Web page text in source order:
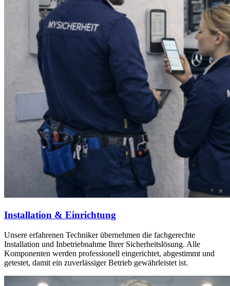
Installation & Einrichtung
Unsere erfahrenen Techniker übernehmen die fachgerechte
Installation und Inbetriebnahme Ihrer Sicherheitslösung. Alle
Komponenten werden professionell eingerichtet, abgestimmt und
getestet, damit ein zuverlässiger Betrieb gewährleistet ist.